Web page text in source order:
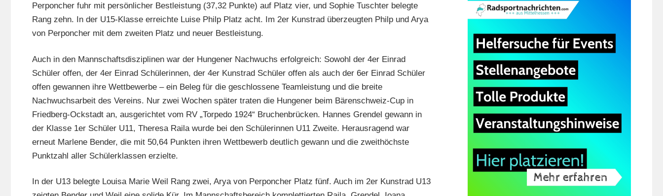
Perponcher fuhr mit persönlicher Bestleistung (37,32 Punkte) auf Platz vier, und Sophie Tuschter belegte
Rang zehn. In der U15-Klasse erreichte Luise Philp Platz acht. Im 2er Kunstrad überzeugten Philp und Arya
von Perponcher mit dem zweiten Platz und neuer Bestleistung.
Auch in den Mannschaftsdisziplinen war der Hungener Nachwuchs erfolgreich: Sowohl der 4er Einrad
Schüler offen, der 4er Einrad Schülerinnen, der 4er Kunstrad Schüler offen als auch der 6er Einrad Schüler
offen gewannen ihre Wettbewerbe – ein Beleg für die geschlossene Teamleistung und die breite
Nachwuchsarbeit des Vereins. Nur zwei Wochen später traten die Hungener beim Bärenschweiz-Cup in
Friedberg-Ockstadt an, ausgerichtet vom RV „Torpedo 1924“ Bruchenbrücken. Hannes Grendel gewann in
der Klasse 1er Schüler U11, Theresa Raila wurde bei den Schülerinnen U11 Zweite. Herausragend war
erneut Marlene Bender, die mit 50,64 Punkten ihren Wettbewerb deutlich gewann und die zweithöchste
Punktzahl aller Schülerklassen erzielte.
In der U13 belegte Louisa Marie Weil Rang zwei, Arya von Perponcher Platz fünf. Auch im 2er Kunstrad U13